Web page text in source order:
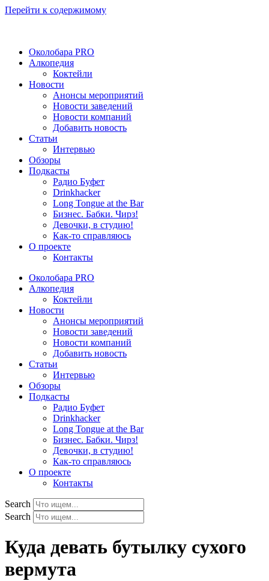
Перейти к содержимому
Околобара PRO
Алкопедия
Коктейли
Новости
Анонсы мероприятий
Новости заведений
Новости компаний
Добавить новость
Статьи
Интервью
Обзоры
Подкасты
Радио Буфет
Drinkhacker
Long Tongue at the Bar
Бизнес. Бабки. Чирз!
Девочки, в студию!
Как-то справляюсь
О проекте
Контакты
Околобара PRO
Алкопедия
Коктейли
Новости
Анонсы мероприятий
Новости заведений
Новости компаний
Добавить новость
Статьи
Интервью
Обзоры
Подкасты
Радио Буфет
Drinkhacker
Long Tongue at the Bar
Бизнес. Бабки. Чирз!
Девочки, в студию!
Как-то справляюсь
О проекте
Контакты
Search
Search
Куда девать бутылку сухого
вермута